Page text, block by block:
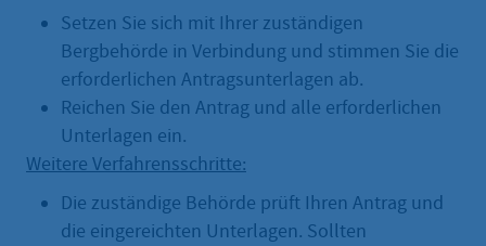
Setzen Sie sich mit Ihrer zuständigen
Bergbehörde in Verbindung und stimmen Sie die
erforderlichen Antragsunterlagen ab.
Reichen Sie den Antrag und alle erforderlichen
Unterlagen ein.
Weitere Verfahrensschritte:
Die zuständige Behörde prüft Ihren Antrag und
die eingereichten Unterlagen. Sollten